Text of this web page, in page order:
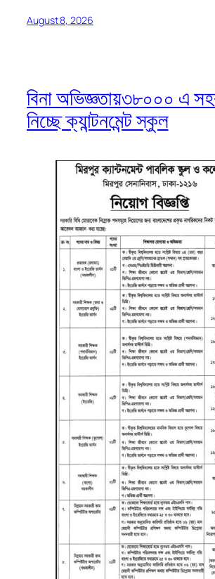
August 8, 2026
বিনা অভিজ্ঞতায়৩৮০০০ এ
নিচ্ছে ক্যান্টনমেন্ট স্কুল